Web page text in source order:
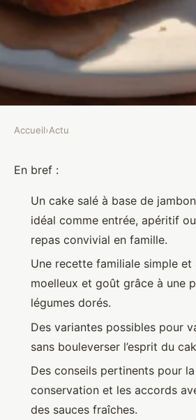
Cake au jambon et
une recette simple
pour toute la famille
Accueil›Actu
En bref :
Un cake salé à base de
idéal comme entrée, apéritif
repas convivial en famille.
Une recette familiale simple
moelleux et goût grâce à une
légumes dorés.
Des variantes possibles pour
sans bouleverser l’esprit du
Des conseils pertinents pour
conservation et les accords
des sauces fraîches.